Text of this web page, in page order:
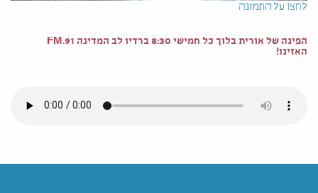
לחצו על התמונה
הפינה של אורית בלוך כל חמישי 8:30 ברדיו לב המדינה 91.FM
האזינו!